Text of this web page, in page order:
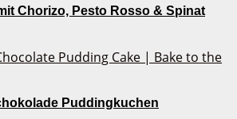
Chorizo, Pesto Rosso & Spinat
Puddingkuchen